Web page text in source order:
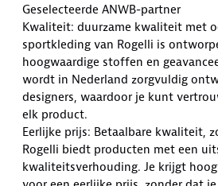
Geselecteerde ANWB-partner
Kwaliteit: duurzame kwaliteit met
sportkleding van Rogelli is
hoogwaardige stoffen en
wordt in Nederland zorgvuldig
designers, waardoor je kunt
elk product.
Eerlijke prijs: Betaalbare kwaliteit,
Rogelli biedt producten met een
kwaliteitsverhouding. Je krijgt